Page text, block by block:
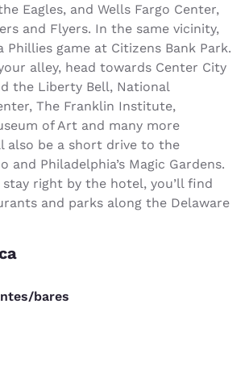
Eagles, and Wells Fargo Center,
and Flyers. In the same vicinity,
Phillies game at Citizens Bank Park.
alley, head towards Center City
the Liberty Bell, National
The Franklin Institute,
of Art and many more
also be a short drive to the
and Philadelphia’s Magic Gardens.
right by the hotel, you’ll find
and parks along the Delaware
bares